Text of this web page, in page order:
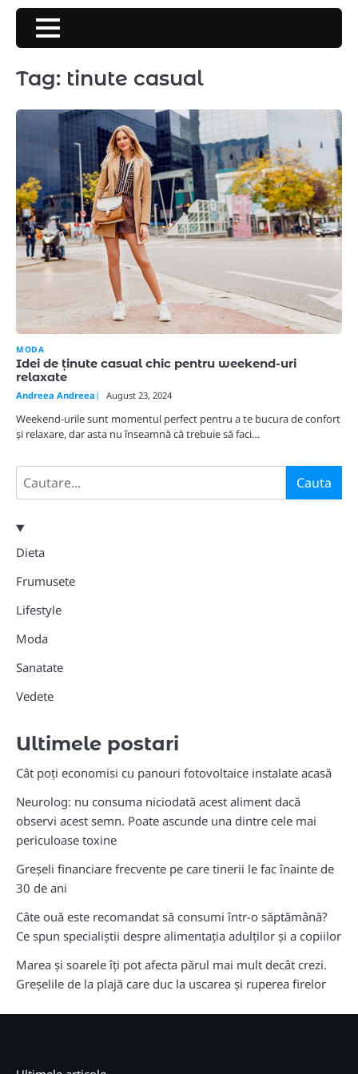
Skip
content
Tag: tinute casual
MODA
Idei de ținute casual chic pentru weekend-uri
relaxate
Andreea Andreea August 23, 2024
Weekend-urile sunt momentul perfect pentru a te bucura de confort
și relaxare, dar asta nu înseamnă că trebuie să faci…
Search Cauta
Dieta
Frumusete
Lifestyle
Moda
Sanatate
Vedete
Ultimele postari
Cât poți economisi cu panouri fotovoltaice instalate acasă
Neurolog: nu consuma niciodată acest aliment dacă
observi acest semn. Poate ascunde una dintre cele mai
periculoase toxine
Greșeli financiare frecvente pe care tinerii le fac înainte de
30 de ani
Câte ouă este recomandat să consumi într-o săptămână?
Ce spun specialiștii despre alimentația adulților și a copiilor
Marea și soarele îți pot afecta părul mai mult decât crezi.
Greșelile de la plajă care duc la uscarea și ruperea firelor